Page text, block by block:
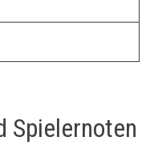
Spielernoten